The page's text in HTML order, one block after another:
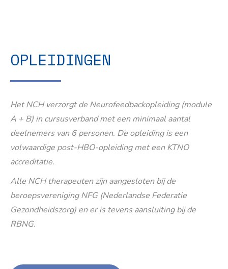
OPLEIDINGEN
Het NCH verzorgt de Neurofeedbackopleiding (module
A + B) in cursusverband met een minimaal aantal
deelnemers van 6 personen. De opleiding is een
volwaardige post-HBO-opleiding met een KTNO
accreditatie.
Alle NCH therapeuten zijn aangesloten bij de
beroepsvereniging NFG (Nederlandse Federatie
Gezondheidszorg) en er is tevens aansluiting bij de
RBNG.